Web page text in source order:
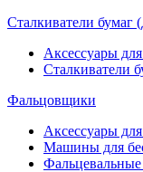
Сталкиватели бумаг
Аксессуары
Сталкиватели
Фальцовщики
Аксессуары
Машины для